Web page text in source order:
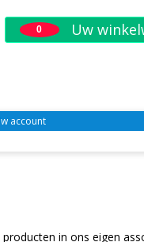
0 Uw
account
in ons eigen